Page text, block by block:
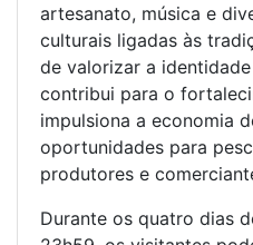
artesanato, música e
culturais ligadas às
de valorizar a
contribui para o
impulsiona a economia
oportunidades para
produtores e
Durante os quatro dias